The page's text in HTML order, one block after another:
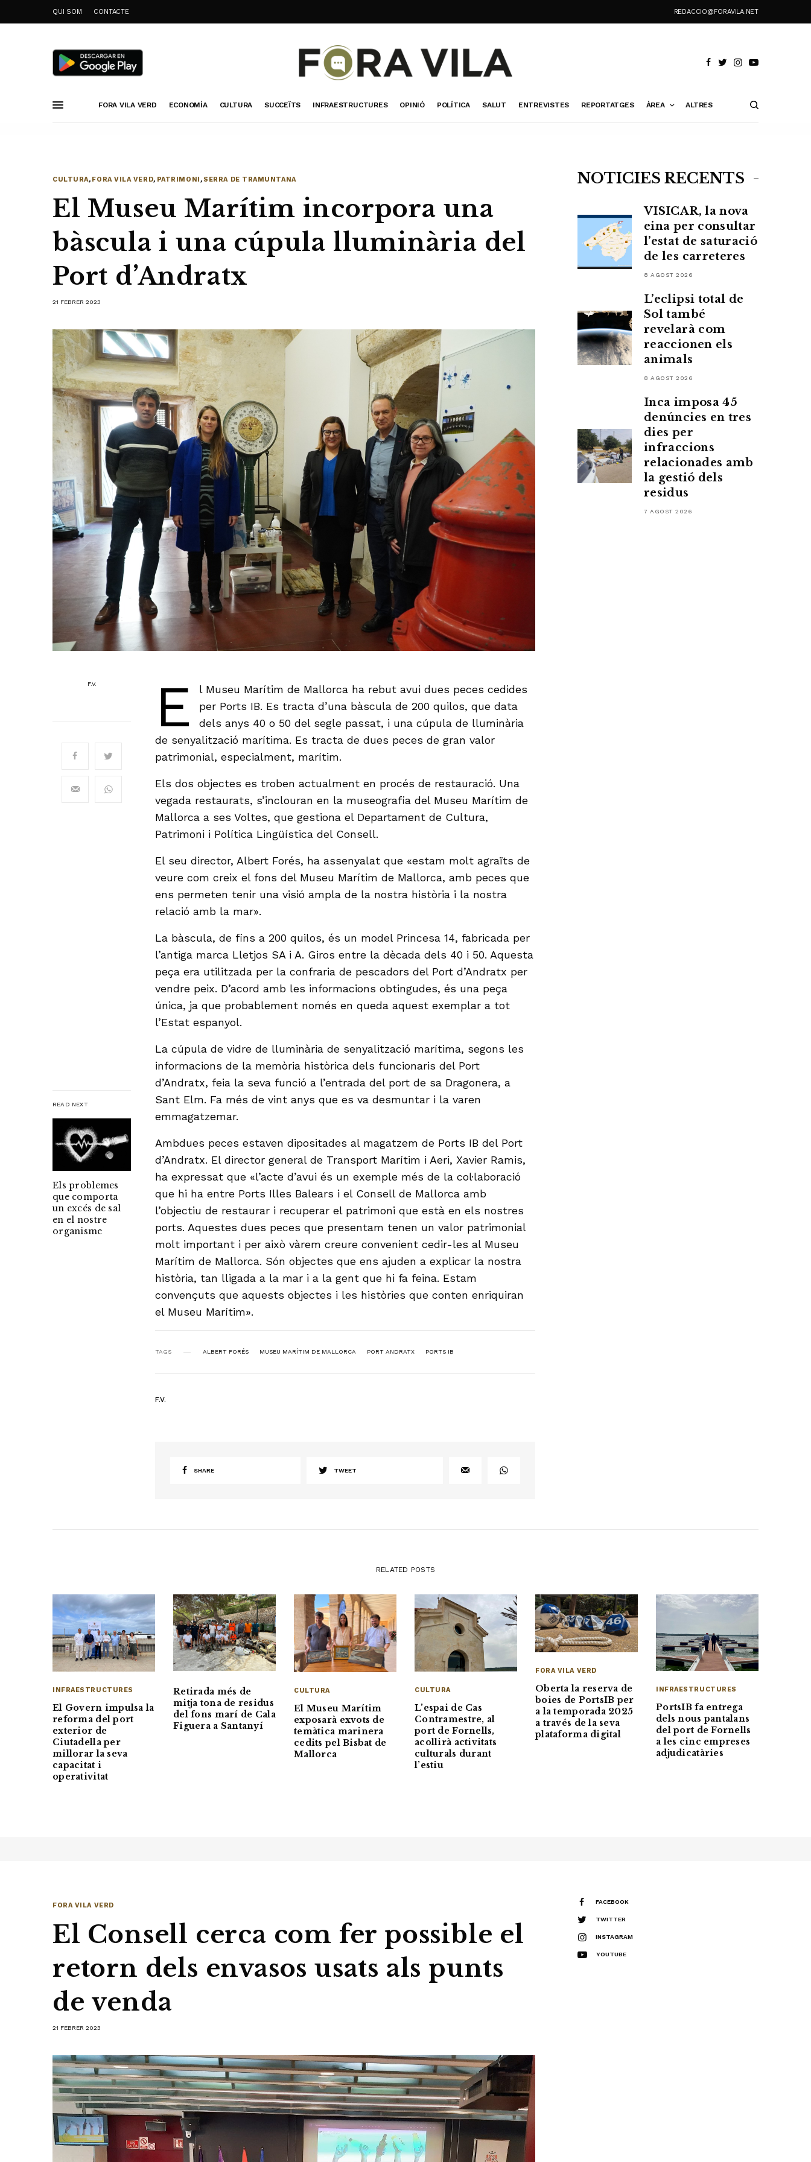
QUI SOM CONTACTE REDACCIO@FORAVILA.NET
FORA VILA VERD ECONOMÍA CULTURA SUCCEÏTS INFRAESTRUCTURES OPINIÓ POLÍTICA SALUT ENTREVISTES REPORTATGES ÀREA ALTRES
CULTURA, FORA VILA VERD, PATRIMONI,SERRA DE TRAMUNTANA
El Museu Marítim incorpora una
bàscula i una cúpula lluminària del
Port d’Andratx
21 FEBRER 2023
F.V.
READ NEXT
Els problemes
que comporta
un excés de sal
en el nostre
organisme
E
l Museu Marítim de Mallorca ha rebut avui dues peces cedides
per Ports IB. Es tracta d’una bàscula de 200 quilos, que data
dels anys 40 o 50 del segle passat, i una cúpula de lluminària
de senyalització marítima. Es tracta de dues peces de gran valor
patrimonial, especialment, marítim.
Els dos objectes es troben actualment en procés de restauració. Una
vegada restaurats, s’inclouran en la museografia del Museu Marítim de
Mallorca a ses Voltes, que gestiona el Departament de Cultura,
Patrimoni i Política Lingüística del Consell.
El seu director, Albert Forés, ha assenyalat que «estam molt agraïts de
veure com creix el fons del Museu Marítim de Mallorca, amb peces que
ens permeten tenir una visió ampla de la nostra història i la nostra
relació amb la mar».
La bàscula, de fins a 200 quilos, és un model Princesa 14, fabricada per
l’antiga marca Lletjos SA i A. Giros entre la dècada dels 40 i 50. Aquesta
peça era utilitzada per la confraria de pescadors del Port d’Andratx per
vendre peix. D’acord amb les informacions obtingudes, és una peça
única, ja que probablement només en queda aquest exemplar a tot
l’Estat espanyol.
La cúpula de vidre de lluminària de senyalització marítima, segons les
informacions de la memòria històrica dels funcionaris del Port
d’Andratx, feia la seva funció a l’entrada del port de sa Dragonera, a
Sant Elm. Fa més de vint anys que es va desmuntar i la varen
emmagatzemar.
Ambdues peces estaven dipositades al magatzem de Ports IB del Port
d’Andratx. El director general de Transport Marítim i Aeri, Xavier Ramis,
ha expressat que «l’acte d’avui és un exemple més de la col·laboració
que hi ha entre Ports Illes Balears i el Consell de Mallorca amb
l’objectiu de restaurar i recuperar el patrimoni que està en els nostres
ports. Aquestes dues peces que presentam tenen un valor patrimonial
molt important i per això vàrem creure convenient cedir-les al Museu
Marítim de Mallorca. Són objectes que ens ajuden a explicar la nostra
història, tan lligada a la mar i a la gent que hi fa feina. Estam
convençuts que aquests objectes i les històries que conten enriquiran
el Museu Marítim».
TAGS ALBERT FORÉS MUSEU MARÍTIM DE MALLORCA PORT ANDRATX PORTS IB
F.V.
SHARE TWEET
NOTÍCIES RECENTS
VISICAR, la nova
eina per consultar
l’estat de saturació
de les carreteres
8 AGOST 2026
L’eclipsi total de
Sol també
revelarà com
reaccionen els
animals
8 AGOST 2026
Inca imposa 45
denúncies en tres
dies per
infraccions
relacionades amb
la gestió dels
residus
7 AGOST 2026
RELATED POSTS
INFRAESTRUCTURES
El Govern impulsa la
reforma del port
exterior de
Ciutadella per
millorar la seva
capacitat i
operativitat
Retirada més de
mitja tona de residus
del fons marí de Cala
Figuera a Santanyí
CULTURA
El Museu Marítim
exposarà exvots de
temàtica marinera
cedits pel Bisbat de
Mallorca
CULTURA
L’espai de Cas
Contramestre, al
port de Fornells,
acollirà activitats
culturals durant
l’estiu
FORA VILA VERD
Oberta la reserva de
boies de PortsIB per
a la temporada 2025
a través de la seva
plataforma digital
INFRAESTRUCTURES
PortsIB fa entrega
dels nous pantalans
del port de Fornells
a les cinc empreses
adjudicatàries
FORA VILA VERD
El Consell cerca com fer possible el
retorn dels envasos usats als punts
de venda
21 FEBRER 2023
FACEBOOK
TWITTER
INSTAGRAM
YOUTUBE